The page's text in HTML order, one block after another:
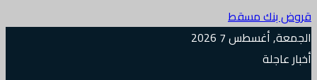
قروض بنك مسقط
الجمعة, أغسطس 7 2026
أخبار عاجلة